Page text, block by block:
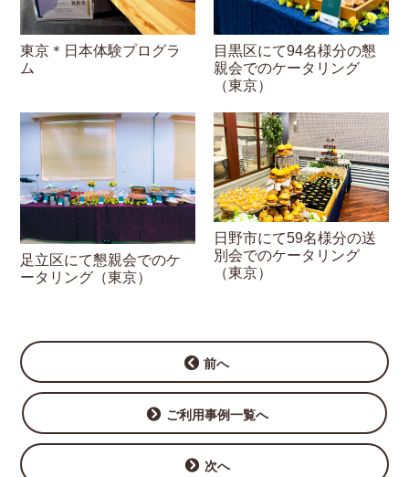
東京＊日本体験プログラ
ム
目黒区にて94名様分の懇
親会でのケータリング
（東京）
足立区にて懇親会でのケ
ータリング（東京）
日野市にて59名様分の送
別会でのケータリング
（東京）
前へ
ご利用事例一覧へ
次へ